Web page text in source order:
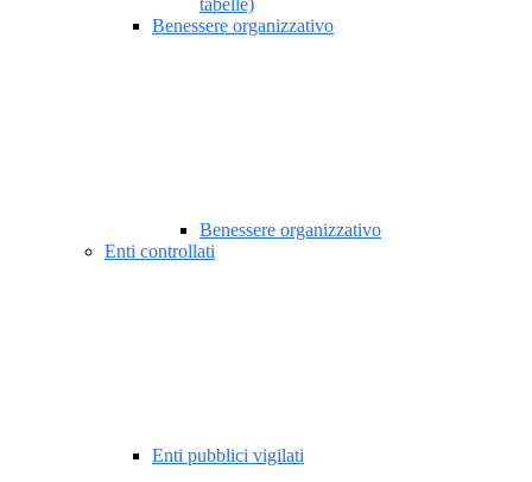
tabelle)
Benessere organizzativo
Benessere organizzativo
Enti controllati
Enti pubblici vigilati